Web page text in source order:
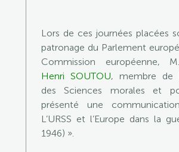
Lors de ces journées placées
patronage du Parlement
Commission européenne,
Henri SOUTOU, membre de
des Sciences morales et
présenté une
L’URSS et l’Europe dans la
1946) ».